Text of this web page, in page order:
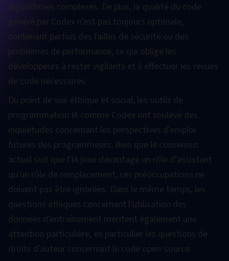
algorithmes complexes. De plus, la qualité du code
généré par Codex n'est pas toujours optimale,
contenant parfois des failles de sécurité ou des
problèmes de performance, ce qui oblige les
développeurs à rester vigilants et à effectuer les revues
de code nécessaires.
Du point de vue éthique et social, les outils de
programmation IA comme Codex ont soulevé des
inquiétudes concernant les perspectives d'emploi
futures des programmeurs. Bien que le consensus
actuel soit que l'IA joue davantage un rôle d'assistant
qu'un rôle de remplacement, ces préoccupations ne
doivent pas être ignorées. Dans le même temps, les
questions éthiques concernant l'utilisation des
données d'entraînement méritent également une
attention particulière, en particulier les questions de
droits d'auteur concernant le code open-source.